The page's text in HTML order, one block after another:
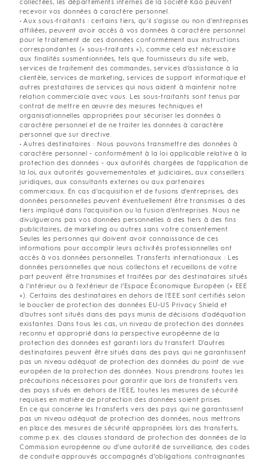
collectées, les départements internes de la société Kao peuvent
recevoir vos données à caractère personnel.
• Aux sous-traitants : certains tiers, qu'il s'agisse ou non d'entreprises
affiliées, peuvent avoir accès à vos données à caractère personnel
pour le traitement de ces données conformément aux instructions
correspondantes (« sous-traitants »), comme cela est nécessaire
aux finalités susmentionnées, tels que fournisseurs du site web,
services de traitement des commandes, services d’assistance à la
clientèle, services de marketing, services de support informatique et
autres prestataires de services qui nous aident à maintenir notre
relation commerciale avec vous. Les sous-traitants sont tenus par
contrat de mettre en œuvre des mesures techniques et
organisationnelles appropriées pour sécuriser les données à
caractère personnel et de ne traiter les données à caractère
personnel que sur directive.
• Autres destinataires : Nous pouvons transmettre des données à
caractère personnel - conformément à la loi applicable relative à la
protection des données - aux autorités chargées de l'application de
la loi, aux autorités gouvernementales et judiciaires, aux conseillers
juridiques, aux consultants externes ou aux partenaires
commerciaux. En cas d'acquisition et de fusions d'entreprises, des
données personnelles peuvent éventuellement être transmises à des
tiers impliqué dans l'acquisition ou la fusion d'entreprises. Nous ne
divulguerons pas vos données personnelles à des tiers à des fins
publicitaires, de marketing ou autres sans votre consentement.
Seules les personnes qui doivent avoir connaissance de ces
informations pour accomplir leurs activités professionnelles ont
accès à vos données personnelles. Transferts internationaux : Les
données personnelles que nous collectons et recueillons de votre
part peuvent être transmises et traitées par des destinataires situés
à l'intérieur ou à l'extérieur de l’Espace Économique Européen (« EEE
»). Certains des destinataires en dehors de l'EEE sont certifiés selon
le bouclier de protection des données EU-US Privacy Shield et
d'autres sont situés dans des pays munis de décisions d'adéquation
existantes. Dans tous les cas, un niveau de protection des données
reconnu et approprié dans la perspective européenne de la
protection des données est garanti lors du transfert. D'autres
destinataires peuvent être situés dans des pays qui ne garantissent
pas un niveau adéquat de protection des données du point de vue
européen de la protection des données. Nous prendrons toutes les
précautions nécessaires pour garantir que lors de transferts vers
des pays situés en dehors de l'EEE, toutes les mesures de sécurité
requises en matière de protection des données soient prises.
En ce qui concerne les transferts vers des pays qui ne garantissent
pas un niveau adéquat de protection des données, nous mettrons
en place des mesures de sécurité appropriées lors des transferts,
comme p.ex. des clauses standard de protection des données de la
Commission européenne ou d'une autorité de surveillance, des codes
de conduite approuvés accompagnés d’obligations contraignantes